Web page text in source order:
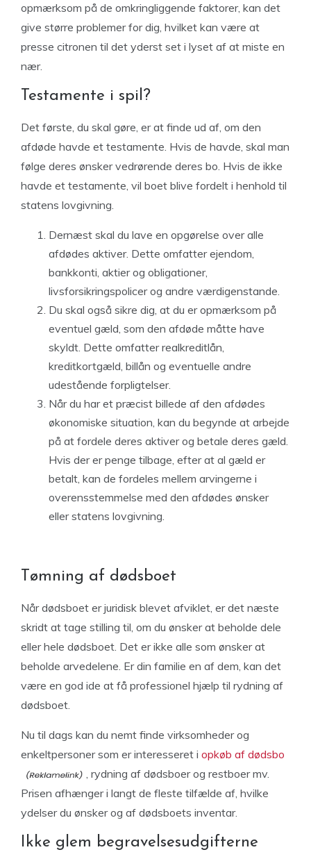
opmærksom på de omkringliggende faktorer, kan det
give større problemer for dig, hvilket kan være at
presse citronen til det yderst set i lyset af at miste en
nær.
Testamente i spil?
Det første, du skal gøre, er at finde ud af, om den
afdøde havde et testamente. Hvis de havde, skal man
følge deres ønsker vedrørende deres bo. Hvis de ikke
havde et testamente, vil boet blive fordelt i henhold til
statens lovgivning.
Dernæst skal du lave en opgørelse over alle
afdødes aktiver. Dette omfatter ejendom,
bankkonti, aktier og obligationer,
livsforsikringspolicer og andre værdigenstande.
Du skal også sikre dig, at du er opmærksom på
eventuel gæld, som den afdøde måtte have
skyldt. Dette omfatter realkreditlån,
kreditkortgæld, billån og eventuelle andre
udestående forpligtelser.
Når du har et præcist billede af den afdødes
økonomiske situation, kan du begynde at arbejde
på at fordele deres aktiver og betale deres gæld.
Hvis der er penge tilbage, efter at al gæld er
betalt, kan de fordeles mellem arvingerne i
overensstemmelse med den afdødes ønsker
eller statens lovgivning.
Tømning af dødsboet
Når dødsboet er juridisk blevet afviklet, er det næste
skridt at tage stilling til, om du ønsker at beholde dele
eller hele dødsboet. Det er ikke alle som ønsker at
beholde arvedelene. Er din familie en af dem, kan det
være en god ide at få professionel hjælp til rydning af
dødsboet.
Nu til dags kan du nemt finde virksomheder og
enkeltpersoner som er interesseret i opkøb af dødsbo
, rydning af dødsboer og restboer mv.
Prisen afhænger i langt de fleste tilfælde af, hvilke
ydelser du ønsker og af dødsboets inventar.
Ikke glem begravelsesudgifterne